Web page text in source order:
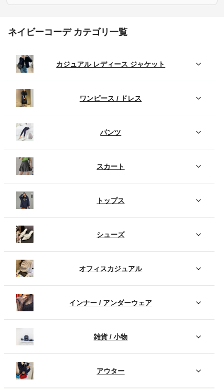
ネイビーコーデ カテゴリ一覧
カジュアル レディース ジャケット
ワンピース / ドレス
パンツ
スカート
トップス
シューズ
オフィスカジュアル
インナー / アンダーウェア
雑貨 / 小物
アウター